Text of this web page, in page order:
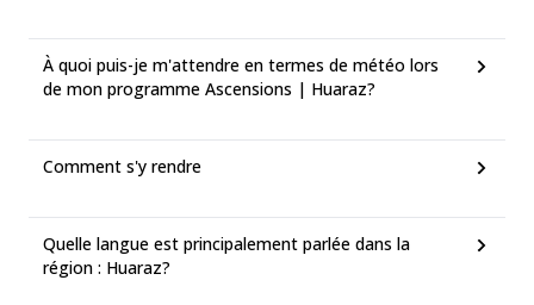
À quoi puis-je m'attendre en termes de météo lors
de mon programme Ascensions | Huaraz?
Comment s'y rendre
Quelle langue est principalement parlée dans la
région : Huaraz?